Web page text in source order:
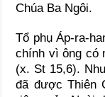
Chúa Ba Ngôi.
Tổ phụ Áp-ra-
chính vì ông có
(x. St 15,6).
đã được Thiên